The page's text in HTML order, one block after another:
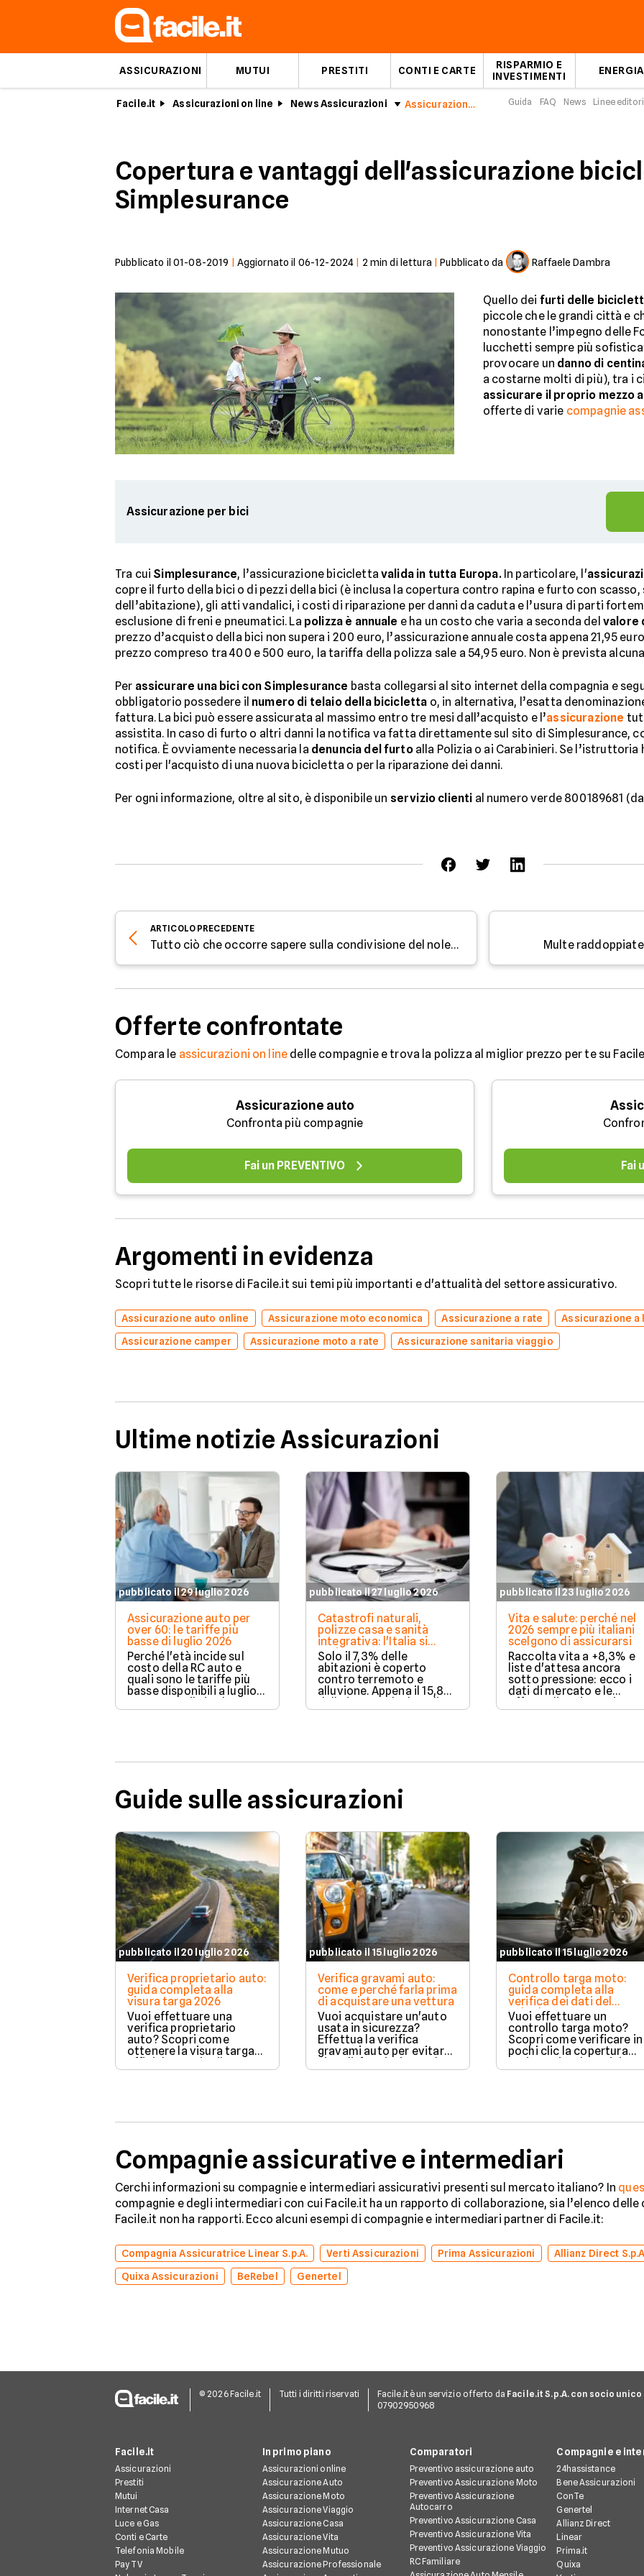
ASSICURAZIONI MUTUI PRESTITI CONTI E CARTE
RISPARMIO E
INVESTIMENTI
ENERGIA
Facile.it Assicurazioni on line News Assicurazioni Assicurazione bicicletta Simplesurance Guida FAQ News Linee
Copertura e vantaggi dell'assicurazione
Simplesurance
Pubblicato il 01-08-2019 Aggiornato il 06-12-2024 2 min di lettura |Pubblicato da Raffaele Dambra
Quello dei furti delle
piccole che le grandi città e
nonostante l’impegno delle
lucchetti sempre più
provocare un danno di
a costarne molti di più), tra i
assicurare il proprio mezzo
offerte di varie compagnie
Assicurazione per bici
Tra cui Simplesurance, l’assicurazione biciclettavalida in tutta Europa.In particolare, l'
copre il furto della bici o di pezzi della bici (è inclusa la copertura contro rapina e furto con scasso,
dell’abitazione), gli atti vandalici, i costi di riparazione per danni da caduta e l’usura di parti
esclusione di freni e pneumatici. La polizza è annuale e ha un costo che varia a seconda del valore
prezzo d’acquisto della bici non supera i 200 euro, l’assicurazione annuale costa appena 21,95
prezzo compreso tra 400 e 500 euro, la tariffa della polizza sale a 54,95 euro. Non è prevista
Per assicurare una bici con Simplesurance basta collegarsi al sito internet della compagnia e
obbligatorio possedere il numero di telaio della bicicletta o, in alternativa, l’esatta
fattura. La bici può essere assicurata al massimo entro tre mesi dall’acquisto e l’assicurazione
assistita. In caso di furto o altri danni la notifica va fatta direttamente sul sito di Simplesurance,
notifica. È ovviamente necessaria la denuncia del furtoalla Polizia o ai Carabinieri. Se
costi per l'acquisto di una nuova bicicletta o per la riparazione dei danni.
Per ogni informazione, oltre al sito, è disponibile un servizio clienti al numero verde 800189681
ARTICOLO PRECEDENTE
Tutto ciò che occorre sapere sulla condivisione del noleggio a lungo termine Multe
Offerte confrontate
Compara le assicurazioni on line delle compagnie e trova la polizza al miglior prezzo per te su
Assicurazione auto
Confronta più compagnie
Fai un PREVENTIVO Fai
Argomenti in evidenza
Scopri tutte le risorse di Facile.it sui temi più importanti e d'attualità del settore assicurativo.
Assicurazione auto online Assicurazione moto economica Assicurazione a rate Assicurazione a
Assicurazione camper
Assicurazione moto a rate Assicurazione sanitaria viaggio
Ultime notizie Assicurazioni
pubblicato il 29 luglio 2026
Assicurazione auto per
over 60: le tariffe più
basse di luglio 2026
Perché l'età incide sul
costo della RC auto e
quali sono le tariffe più
basse disponibili a luglio
2026 su Facile.it, da
106,32€ annui.
pubblicato il 27 luglio 2026
Catastrofi naturali,
polizze casa e sanità
integrativa: l'Italia si
assicura ancora troppo
poco. I dati 2025
Solo il 7,3% delle
abitazioni è coperto
contro terremoto e
alluvione. Appena il 15,8%
delle imprese ha la polizza
catastrofale obbligatoria.
pubblicato il 23 luglio 2026
Vita e salute: perché nel
2026 sempre più italiani
scelgono di assicurarsi
Raccolta vita a +8,3% e
liste d'attesa ancora
sotto pressione: ecco i
dati di mercato e le
offerte di assicurazione
vita e salute disponibili
Guide sulle assicurazioni
pubblicato il 20 luglio 2026
Verifica proprietario auto:
guida completa alla
visura targa 2026
Vuoi effettuare una
verifica proprietario
auto? Scopri come
ottenere la visura targa
ufficiale tramite il PRA per
controllare dati e vincoli
pubblicato il 15 luglio 2026
Verifica gravami auto:
come e perché farla prima
di acquistare una vettura
Vuoi acquistare un'auto
usata in sicurezza?
Effettua la verifica
gravami auto per evitare
vincoli, fermi o ipoteche.
Scopri come tutelare il
pubblicato il 15 luglio 2026
Controllo targa moto:
guida completa alla
verifica dei dati del
veicolo
Vuoi effettuare un
controllo targa moto?
Scopri come verificare in
pochi clic la copertura
assicurativa, la revisione
e lo stato legale del
Compagnie assicurative e intermediari
Cerchi informazioni su compagnie e intermediari assicurativi presenti sul mercato italiano? In
compagnie e degli intermediari con cui Facile.it ha un rapporto di collaborazione, sia l’elenco
Facile.it non ha rapporti. Ecco alcuni esempi di compagnie e intermediari partner di Facile.it:
Compagnia Assicuratrice Linear S.p.A. Verti Assicurazioni Prima Assicurazioni Allianz Direct
Quixa Assicurazioni
BeRebel Genertel
© 2026 Facile.it Tutti i diritti riservati Facile.it è un servizio offerto da Facile.it S.p.A. con socio unico
07902950968
Facile.it
Assicurazioni
Prestiti
Mutui
Internet Casa
Luce e Gas
Conti e Carte
Telefonia Mobile
Pay TV
In primo piano
Assicurazioni online
Assicurazione Auto
Assicurazione Moto
Assicurazione Viaggio
Assicurazione Casa
Assicurazione Vita
Assicurazione Mutuo
Assicurazione Professionale
Comparatori
Preventivo assicurazione auto
Preventivo Assicurazione Moto
Preventivo Assicurazione
Autocarro
Preventivo Assicurazione Casa
Preventivo Assicurazione Vita
Preventivo Assicurazione Viaggio
RC Familiare
Compagnie e
24hassistance
Bene Assicurazioni
ConTe
Genertel
Allianz Direct
Linear
Prima.it
Quixa